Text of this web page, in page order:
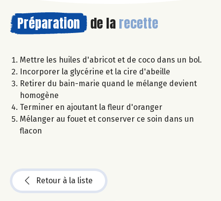
Préparation de la recette
Mettre les huiles d'abricot et de coco dans un bol.
Incorporer la glycérine et la cire d'abeille
Retirer du bain-marie quand le mélange devient
homogène
Terminer en ajoutant la fleur d'oranger
Mélanger au fouet et conserver ce soin dans un
flacon
Retour à la liste